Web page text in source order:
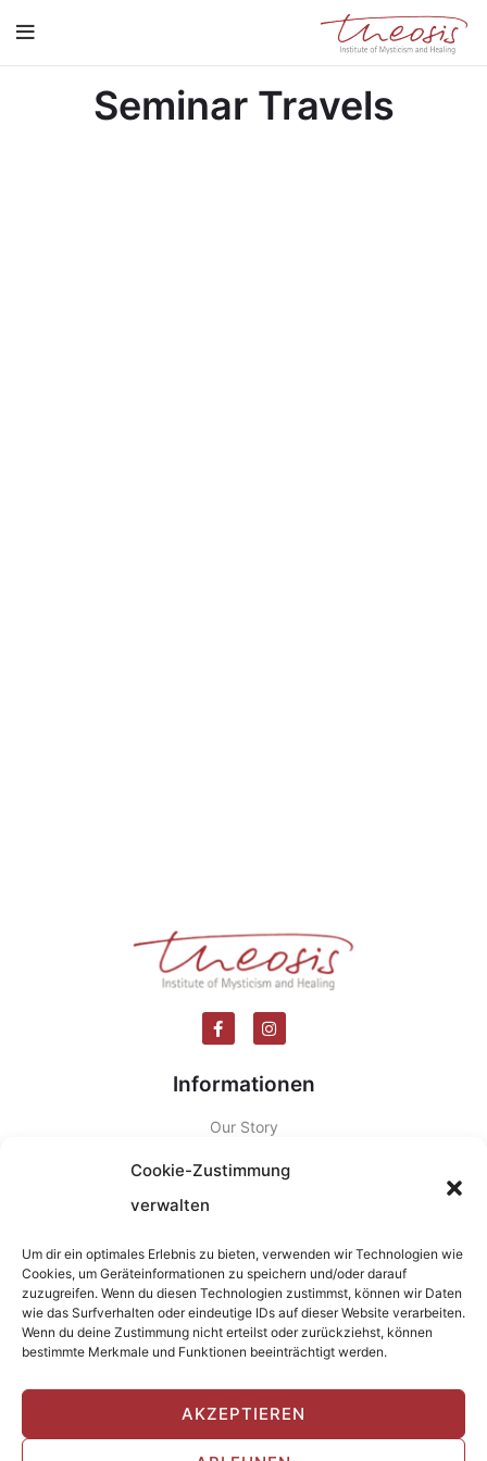
Cookie-Zustimmung
verwalten
Um dir ein optimales Erlebnis zu bieten, verwenden wir Technologien wie
Cookies, um Geräteinformationen zu speichern und/oder darauf
zuzugreifen. Wenn du diesen Technologien zustimmst, können wir Daten
wie das Surfverhalten oder eindeutige IDs auf dieser Website verarbeiten.
Wenn du deine Zustimmung nicht erteilst oder zurückziehst, können
bestimmte Merkmale und Funktionen beeinträchtigt werden.
AKZEPTIEREN
Seminar Travels
Informationen
Our Story
Theosis Trained Healers
Theosis Transformative Travels
Contact
Dr. Stylianos Atteshlis (a.k.a. Daskalos)
Exercises
Seminare
Spiritual Healing Training